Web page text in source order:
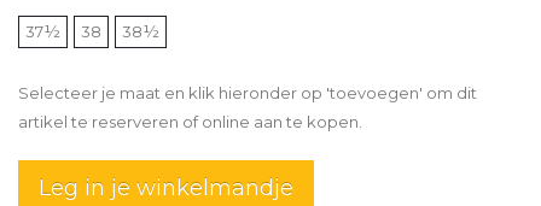
37½ 38 38½
Selecteer je maat en klik hieronder op 'toevoegen' om dit
artikel te reserveren of online aan te kopen.
Leg in je winkelmandje